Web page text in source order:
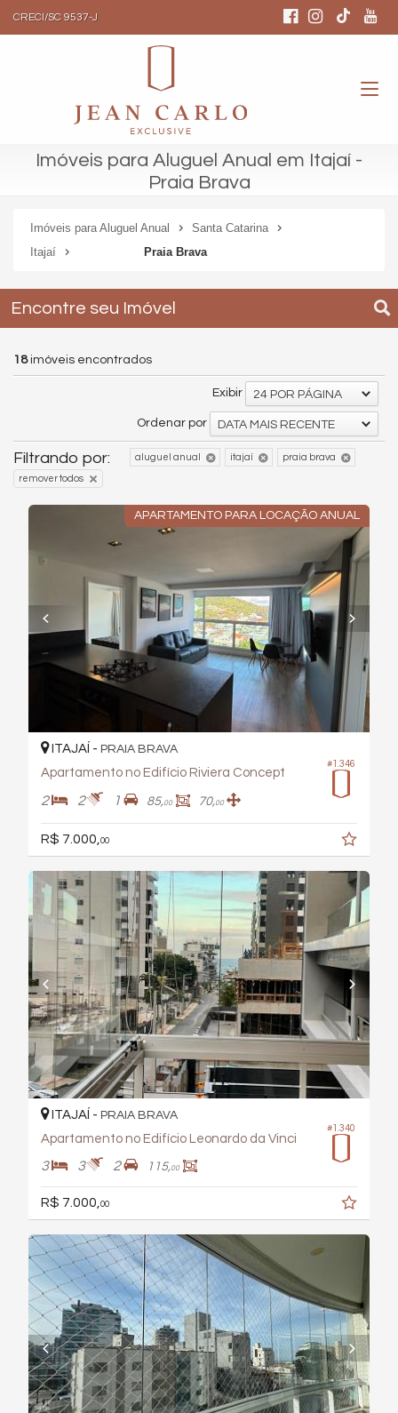
CRECI/SC 9537-J
Imóveis para Aluguel Anual em Itajaí -
Praia Brava
Imóveis para Aluguel Anual
Santa Catarina
Itajaí
Praia Brava
Encontre seu Imóvel
18imóveis encontrados
Exibir 24 POR PÁGINA
Ordenar por DATA MAIS RECENTE
Filtrando por: aluguel anual itajaí praia brava
remover todos
APARTAMENTO PARA LOCAÇÃO ANUAL
#1.346
ITAJAÍ - PRAIA BRAVA
Apartamento no Edifício Riviera Concept
2 2 1 85,00 70,00
R$ 7.000, 00
#1.340
ITAJAÍ - PRAIA BRAVA
Apartamento no Edifício Leonardo da Vinci
3 3 2 115,00
R$ 7.000,00